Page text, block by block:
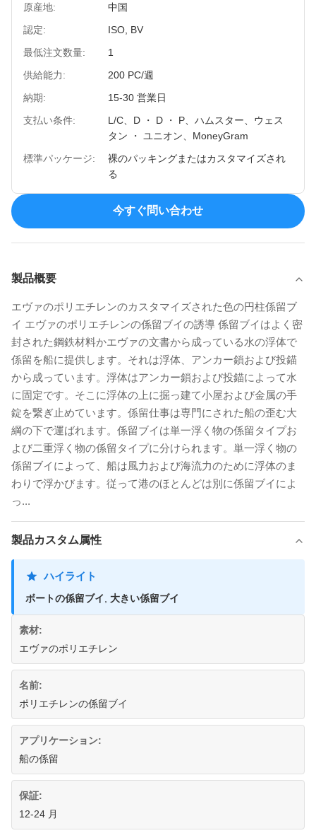
原産地:
中国
認定:
ISO, BV
最低注文数量:
1
供給能力:
200 PC/週
納期:
15-30 営業日
支払い条件:
L/C、D ・ D ・ P、ハムスター、ウェス
タン ・ ユニオン、MoneyGram
標準パッケージ:
裸のパッキングまたはカスタマイズされ
る
今すぐ問い合わせ
製品概要
エヴァのポリエチレンのカスタマイズされた色の円柱係留ブ
イ エヴァのポリエチレンの係留ブイの誘導 係留ブイはよく密
封された鋼鉄材料かエヴァの文書から成っている水の浮体で
係留を船に提供します。それは浮体、アンカー鎖および投錨
から成っています。浮体はアンカー鎖および投錨によって水
に固定です。そこに浮体の上に掘っ建て小屋および金属の手
錠を繋ぎ止めています。係留仕事は専門にされた船の歪む大
綱の下で運ばれます。係留ブイは単一浮く物の係留タイプお
よび二重浮く物の係留タイプに分けられます。単一浮く物の
係留ブイによって、船は風力および海流力のために浮体のま
わりで浮かびます。従って港のほとんどは別に係留ブイによ
っ...
製品カスタム属性
ハイライト
ボートの係留ブイ 大きい係留ブイ
素材:
エヴァのポリエチレン
名前:
ポリエチレンの係留ブイ
アプリケーション:
船の係留
保証:
12-24 月